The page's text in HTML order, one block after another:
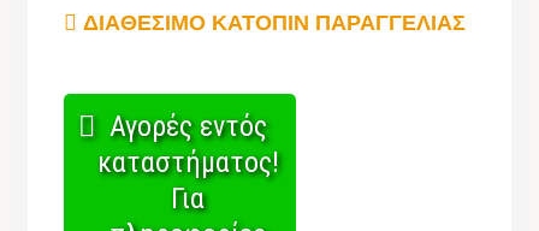
ΔΙΑΘΕΣΙΜΟ ΚΑΤΟΠΙΝ ΠΑΡΑΓΓΕΛΙΑΣ
Αγορές εντός
καταστήματος!
Για